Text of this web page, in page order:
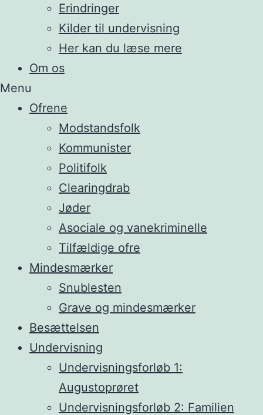
Erindringer
Kilder til undervisning
Her kan du læse mere
Om os
Menu
Ofrene
Modstandsfolk
Kommunister
Politifolk
Clearingdrab
Jøder
Asociale og vanekriminelle
Tilfældige ofre
Mindesmærker
Snublesten
Grave og mindesmærker
Besættelsen
Undervisning
Undervisningsforløb 1:
Augustoprøret
Undervisningsforløb 2: Familien